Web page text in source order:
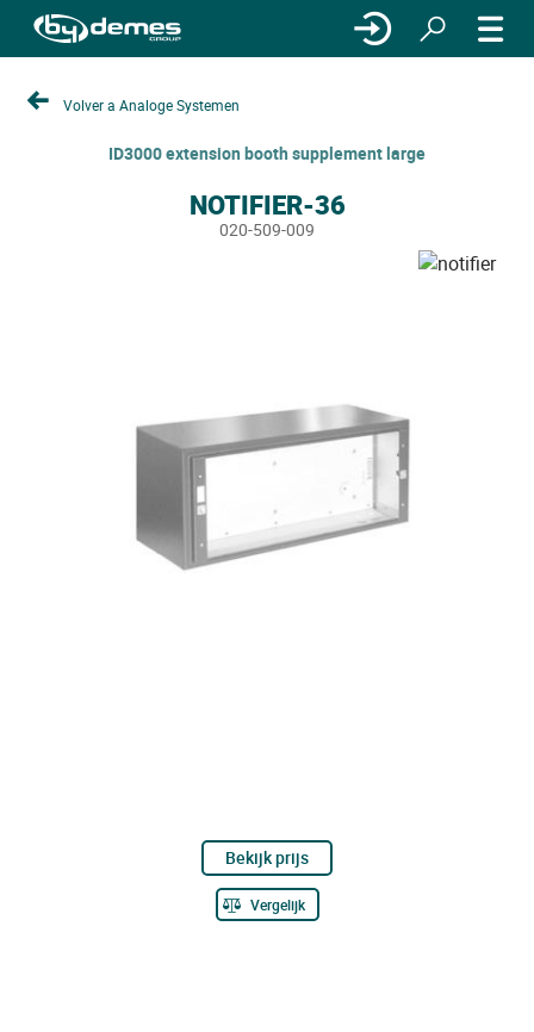
Volver a Analoge Systemen
ID3000 extension booth supplement large
NOTIFIER-36
020-509-009
Bekijk prijs
Vergelijk